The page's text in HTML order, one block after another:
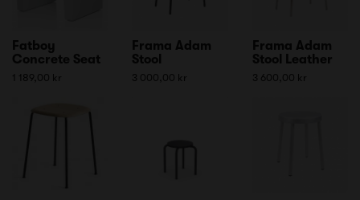
Fatboy
Concrete Seat
1 189,00 kr
Frama Adam
Stool
3 000,00 kr
Frama Adam
Stool Leather
3 600,00 kr